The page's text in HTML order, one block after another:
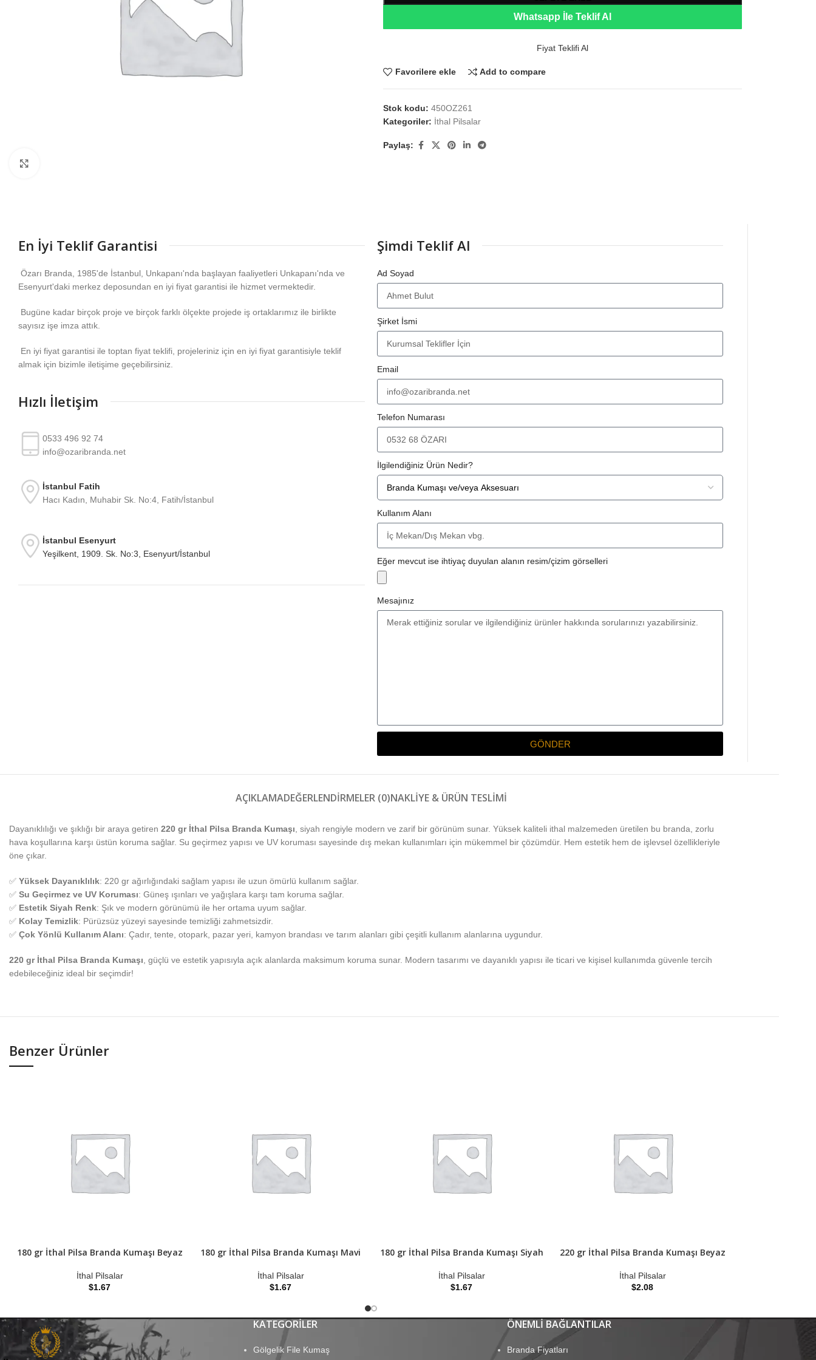
Whatsapp İle Teklif Al
Fiyat Teklifi Al
Favorilere ekle Add to compare
Stok kodu: 450OZ261
Kategoriler: İthal Pilsalar
Paylaş:
En İyi Teklif Garantisi
Özarı Branda, 1985'de İstanbul, Unkapanı'nda başlayan faaliyetleri Unkapanı'nda ve
Esenyurt'daki merkez deposundan en iyi fiyat garantisi ile hizmet vermektedir.
Bugüne kadar birçok proje ve birçok farklı ölçekte projede iş ortaklarımız ile birlikte
sayısız işe imza attık.
En iyi fiyat garantisi ile toptan fiyat teklifi, projeleriniz için en iyi fiyat garantisiyle teklif
almak için bizimle iletişime geçebilirsiniz.
Hızlı İletişim
0533 496 92 74
info@ozaribranda.net
İstanbul Fatih
Hacı Kadın, Muhabir Sk. No:4, Fatih/İstanbul
İstanbul Esenyurt
Yeşilkent, 1909. Sk. No:3, Esenyurt/İstanbul
Şimdi Teklif Al
Ad Soyad
Şirket İsmi
Email
Telefon Numarası
İlgilendiğiniz Ürün Nedir?
Kullanım Alanı
Eğer mevcut ise ihtiyaç duyulan alanın resim/çizim görselleri
Mesajınız
GÖNDER
AÇIKLAMADEĞERLENDIRMELER (0)NAKLIYE & ÜRÜN TESLIMI
Dayanıklılığı ve şıklığı bir araya getiren 220 gr İthal Pilsa Branda Kumaşı , siyah rengiyle modern ve zarif bir görünüm sunar. Yüksek kaliteli ithal malzemeden üretilen bu branda, zorlu
hava koşullarına karşı üstün koruma sağlar. Su geçirmez yapısı ve UV koruması sayesinde dış mekan kullanımları için mükemmel bir çözümdür. Hem estetik hem de işlevsel özellikleriyle
öne çıkar.
✅ Yüksek Dayanıklılık: 220 gr ağırlığındaki sağlam yapısı ile uzun ömürlü kullanım sağlar.
✅ Su Geçirmez ve UV Koruması: Güneş ışınları ve yağışlara karşı tam koruma sağlar.
✅ Estetik Siyah Renk: Şık ve modern görünümü ile her ortama uyum sağlar.
✅ Kolay Temizlik: Pürüzsüz yüzeyi sayesinde temizliği zahmetsizdir.
✅ Çok Yönlü Kullanım Alanı: Çadır, tente, otopark, pazar yeri, kamyon brandası ve tarım alanları gibi çeşitli kullanım alanlarına uygundur.
220 gr İthal Pilsa Branda Kumaşı , güçlü ve estetik yapısıyla açık alanlarda maksimum koruma sunar. Modern tasarımı ve dayanıklı yapısı ile ticari ve kişisel kullanımda güvenle tercih
edebileceğiniz ideal bir seçimdir!
Benzer Ürünler
180 gr İthal Pilsa Branda Kumaşı Beyaz
İthal Pilsalar
$1.67
180 gr İthal Pilsa Branda Kumaşı Mavi
İthal Pilsalar
$1.67
180 gr İthal Pilsa Branda Kumaşı Siyah
İthal Pilsalar
$1.67
220 gr İthal Pilsa Branda Kumaşı Beyaz
İthal Pilsalar
$2.08
KATEGORILER
Gölgelik File Kumaş
ÖNEMLI BAĞLANTILAR
Branda Fiyatları